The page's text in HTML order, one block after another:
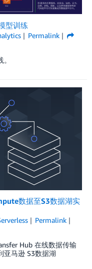
型训练
Permalink
数据至S3数据湖实
Permalink
Hub 在线数据传输
亚马逊 S3数据湖